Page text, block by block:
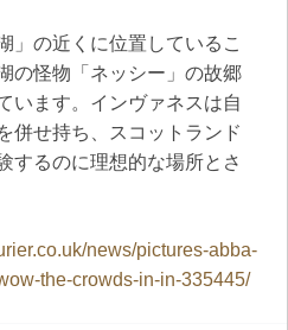
」の近くに位置しているこ
の怪物「ネッシー」の故郷
います。インヴァネスは自
併せ持ち、スコットランド
するのに理想的な場所とさ
news/pictures-abba-
the-crowds-in-in-335445/